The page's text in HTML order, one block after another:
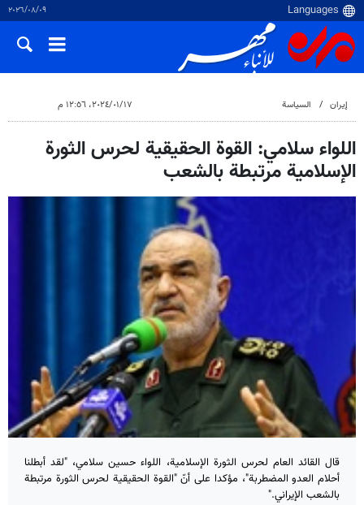
٠٩‏/٠٨‏/٢٠٢٦
إيران السياسة ١٧‏/٠١‏/٢٠٢٤، ١٢:٥٦ م
اللواء سلامي: القوة الحقيقية لحرس الثورة
الإسلامية مرتبطة بالشعب
قال القائد العام لحرس الثورة الإسلامية، اللواء حسين سلامي، "لقد أبطلنا
أحلام العدو المضطربة"، مؤكدا على أنّ "القوة الحقيقية لحرس الثورة مرتبطة
بالشعب الإيراني."